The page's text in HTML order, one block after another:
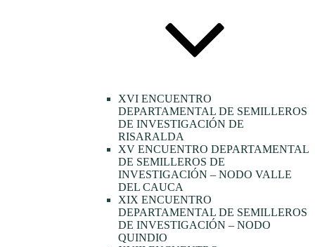
XVI ENCUENTRO
DEPARTAMENTAL DE SEMILLEROS
DE INVESTIGACIÓN DE
RISARALDA
XV ENCUENTRO DEPARTAMENTAL
DE SEMILLEROS DE
INVESTIGACIÓN – NODO VALLE
DEL CAUCA
XIX ENCUENTRO
DEPARTAMENTAL DE SEMILLEROS
DE INVESTIGACIÓN – NODO
QUINDIO